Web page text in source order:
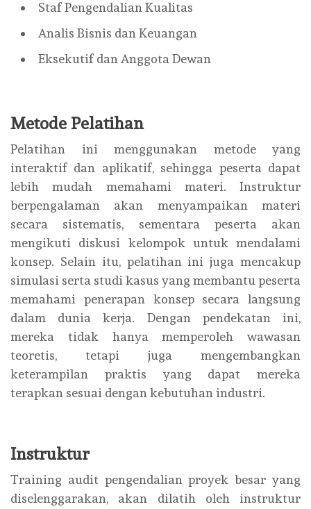
Staf Pengendalian Kualitas
Analis Bisnis dan Keuangan
Eksekutif dan Anggota Dewan
Metode Pelatihan
Pelatihan ini menggunakan metode yang
interaktif dan aplikatif, sehingga peserta dapat
lebih mudah memahami materi. Instruktur
berpengalaman akan menyampaikan materi
secara sistematis, sementara peserta akan
mengikuti diskusi kelompok untuk mendalami
konsep. Selain itu, pelatihan ini juga mencakup
simulasi serta studi kasus yang membantu peserta
memahami penerapan konsep secara langsung
dalam dunia kerja. Dengan pendekatan ini,
mereka tidak hanya memperoleh wawasan
teoretis, tetapi juga mengembangkan
keterampilan praktis yang dapat mereka
terapkan sesuai dengan kebutuhan industri.
Instruktur
Training audit pengendalian proyek besar yang
diselenggarakan, akan dilatih oleh instruktur